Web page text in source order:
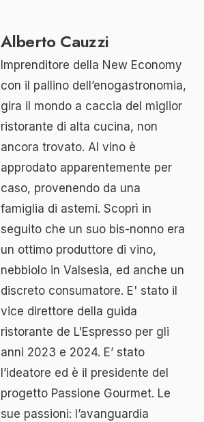
Alberto Cauzzi
Imprenditore della New Economy
con il pallino dell’enogastronomia,
gira il mondo a caccia del miglior
ristorante di alta cucina, non
ancora trovato. Al vino è
approdato apparentemente per
caso, provenendo da una
famiglia di astemi. Scoprì in
seguito che un suo bis-nonno era
un ottimo produttore di vino,
nebbiolo in Valsesia, ed anche un
discreto consumatore. E' stato il
vice direttore della guida
ristorante de L'Espresso per gli
anni 2023 e 2024. E’ stato
l’ideatore ed è il presidente del
progetto Passione Gourmet. Le
sue passioni: l’avanguardia